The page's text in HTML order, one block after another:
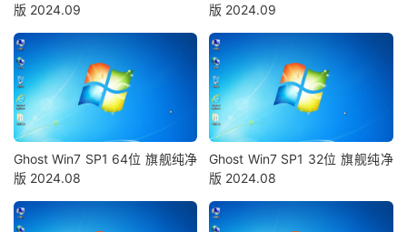
版 2024.09
版 2024.09
Ghost Win7 SP1 64位 旗舰纯净
版 2024.08
Ghost Win7 SP1 32位 旗舰纯净
版 2024.08